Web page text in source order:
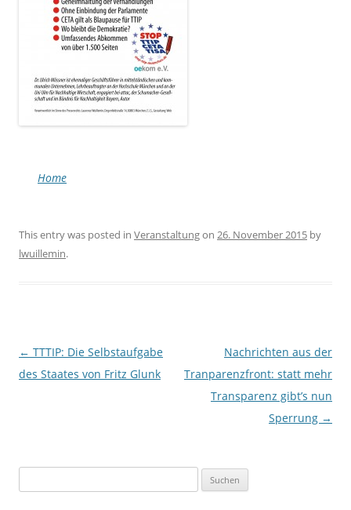
Home
This entry was posted in Veranstaltungon 26. November 2015 by
lwuillemin.
Post navigation
← TTTIP: Die Selbstaufgabe
des Staates von Fritz Glunk
Nachrichten aus der
Tranparenzfront: statt mehr
Transparenz gibt’s nun
Sperrung →
nach: